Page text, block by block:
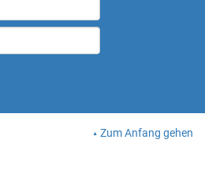
Zum Anfang gehen